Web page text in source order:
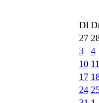
Dl
27
3
4
10 11
17
24